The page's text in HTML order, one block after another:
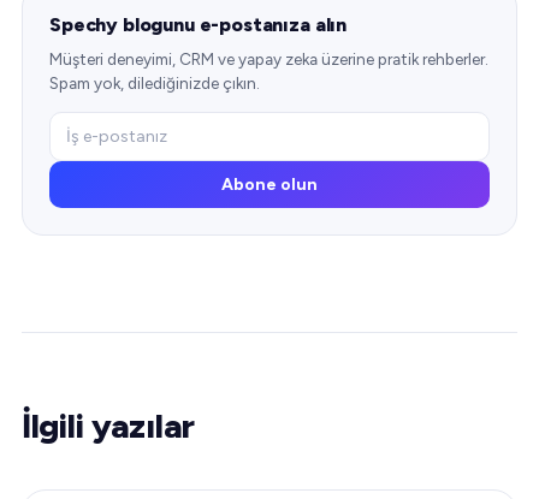
Spechy blogunu e-postanıza alın
Müşteri deneyimi, CRM ve yapay zeka üzerine pratik rehberler.
Spam yok, dilediğinizde çıkın.
Abone olun
İlgili yazılar